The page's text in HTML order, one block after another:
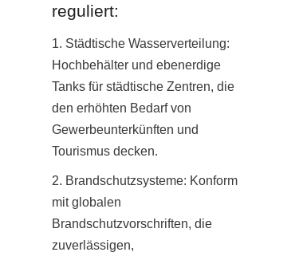
reguliert:
1. Städtische Wasserverteilung:
Hochbehälter und ebenerdige
Tanks für städtische Zentren, die
den erhöhten Bedarf von
Gewerbeunterkünften und
Tourismus decken.
2. Brandschutzsysteme: Konform
mit globalen
Brandschutzvorschriften, die
zuverlässigen,